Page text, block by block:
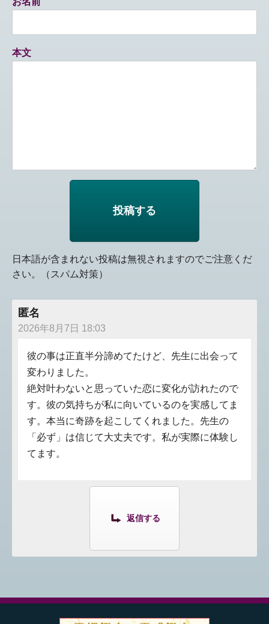
本文
日本語が含まれない投稿は無視されますのでご注意くだ
さい。（スパム対策）
匿名
2026年8月7日 18:03
彼の事は正直半分諦めてたけど、先生に出会って
変わりました。
絶対叶わないと思っていた恋に変化が訪れたので
す。彼の気持ちが私に向いているのを実感してま
す。本当に奇跡を起こしてくれました。先生の
「必ず」は信じて大丈夫です。私が実際に体験し
てます。
返信する